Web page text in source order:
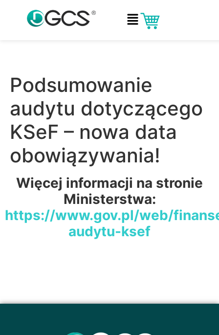
Podsumowanie
audytu dotyczącego
KSeF – nowa data
obowiązywania!
Więcej informacji na stronie
Ministerstwa:
https://www.gov.pl/web/
audytu-ksef